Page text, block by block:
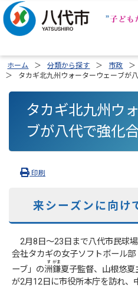
ホーム 分類から探す 市政
タカギ北九州ウォーターウェーブが
タカギ北九州ウ
ブが八代で強化
印刷
来シーズンに向け
2月8日～23日まで八代市民球
会社タカギの女子ソフトボール
ーブ」の洲
す
鎌
がま
夏子監督、山根悠
が2月12日に市役所本庁を訪れ、